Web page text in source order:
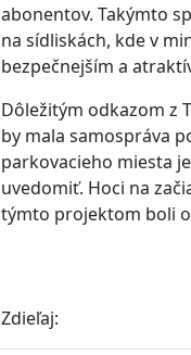
abonentov. Takýmto
na sídliskách, kde v
bezpečnejším a
Dôležitým odkazom z
by mala samospráva
parkovacieho miesta
uvedomiť. Hoci na
týmto projektom boli
Zdieľaj: